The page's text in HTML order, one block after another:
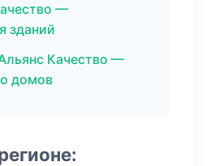
—
зданий
Качество —
домов